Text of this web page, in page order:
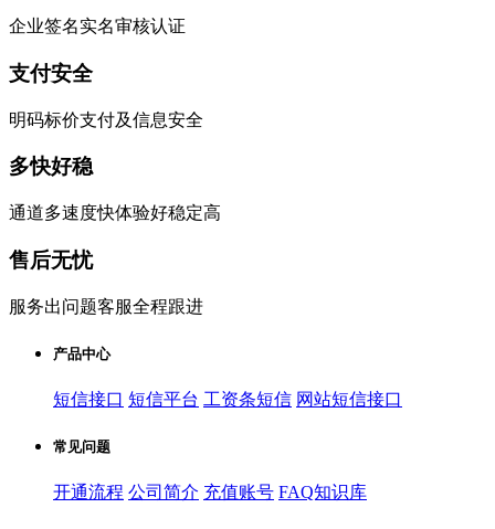
企业签名实名审核认证
支付安全
明码标价支付及信息安全
多快好稳
通道多速度快体验好稳定高
售后无忧
服务出问题客服全程跟进
产品中心
短信接口 短信平台 工资条短信 网站短信接口
常见问题
开通流程 公司简介 充值账号 FAQ知识库